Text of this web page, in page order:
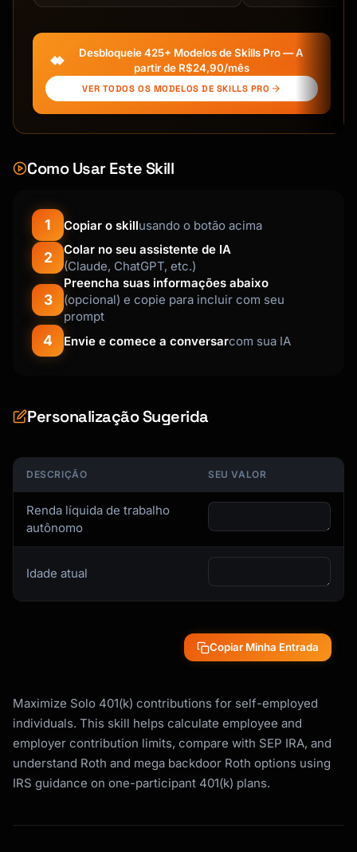
─────────────────────────────────────────────
A 401(k) plan for self-employed with no
employees
(except spouse)
Also called:
• Individual 401(k)
• Self-employed 401(k)
WHO CAN USE:
─────────────────────────────────────────────
────────────────
✓ Self-employed individuals
✓ Sole proprietors
✓ Single-member LLCs
✓ Partnerships (each partner has own)
✓ S-Corp owners
✓ C-Corp owners
WHO CANNOT USE:
────────────────
✗ Businesses with non-spouse employees
✗ Those covered by controlled group rules
   (related businesses with employees)
─────────────────────────────────────────────
• Higher contribution limits than SEP IRA
• Loan feature (borrow from yourself)
---
## CONTRIBUTION LIMITS
Desbloqueie 425+ Modelos de Skills Pro — A
partir de R$24,90/mês
VER TODOS OS MODELOS DE SKILLS PRO
Como Usar Este Skill
1 Copiar o skillusando o botão acima
2
Colar no seu assistente de IA
(Claude, ChatGPT, etc.)
3
Preencha suas informações abaixo
(opcional) e copie para incluir com seu
prompt
4 Envie e comece a conversarcom sua IA
Personalização Sugerida
DESCRIÇÃO SEU VALOR
Renda líquida de trabalho
autônomo
Idade atual
Copiar Minha Entrada
Maximize Solo 401(k) contributions for self-employed
individuals. This skill helps calculate employee and
employer contribution limits, compare with SEP IRA, and
understand Roth and mega backdoor Roth options using
IRS guidance on one-participant 401(k) plans.